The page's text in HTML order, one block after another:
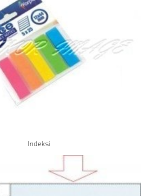
Indeksi